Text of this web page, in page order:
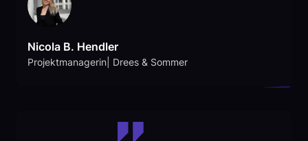
Nicola B. Hendler
Projektmanagerin| Drees & Sommer